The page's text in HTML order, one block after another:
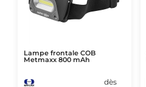
Lampe frontale COB
Metmaxx 800 mAh
dès